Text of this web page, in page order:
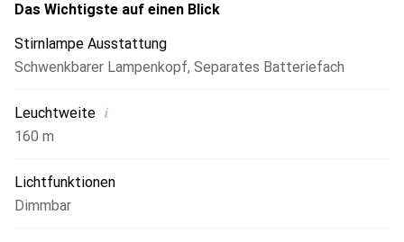
Das Wichtigste auf einen Blick
Stirnlampe Ausstattung
Schwenkbarer Lampenkopf, Separates Batteriefach
Leuchtweite i
160 m
Lichtfunktionen
Dimmbar